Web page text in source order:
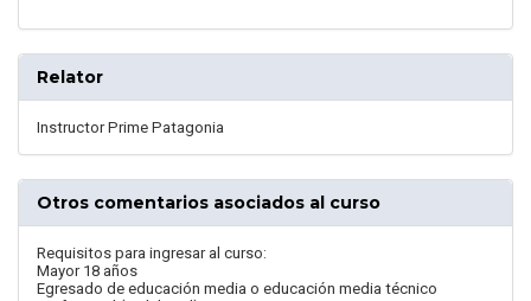
Relator
Instructor Prime Patagonia
Otros comentarios asociados al curso
Requisitos para ingresar al curso:
Mayor 18 años
Egresado de educación media o educación media técnico